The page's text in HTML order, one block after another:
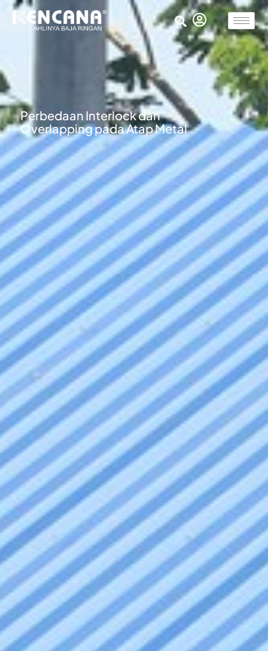
Perbedaan Interlock dan
Overlapping pada Atap Metal